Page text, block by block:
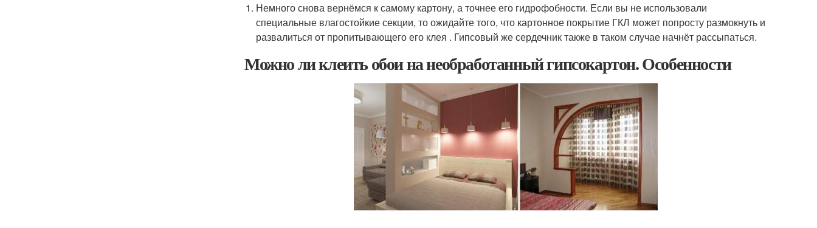
Немного снова вернёмся к самому картону, а точнее его гидрофобности. Если вы не использовали
специальные влагостойкие секции, то ожидайте того, что картонное покрытие ГКЛ может попросту размокнуть и
развалиться от пропитывающего его клея . Гипсовый же сердечник также в таком случае начнёт рассыпаться.
Можно ли клеить обои на необработанный гипсокартон. Особенности